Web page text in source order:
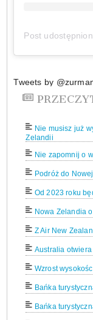
Tweets by
Nie musisz już
Zelandii
Nie zapomnij o
Podróż do
Od 2023 roku
Nowa Zelandia
Z Air New
Australia
Wzrost
Bańka
Bańka